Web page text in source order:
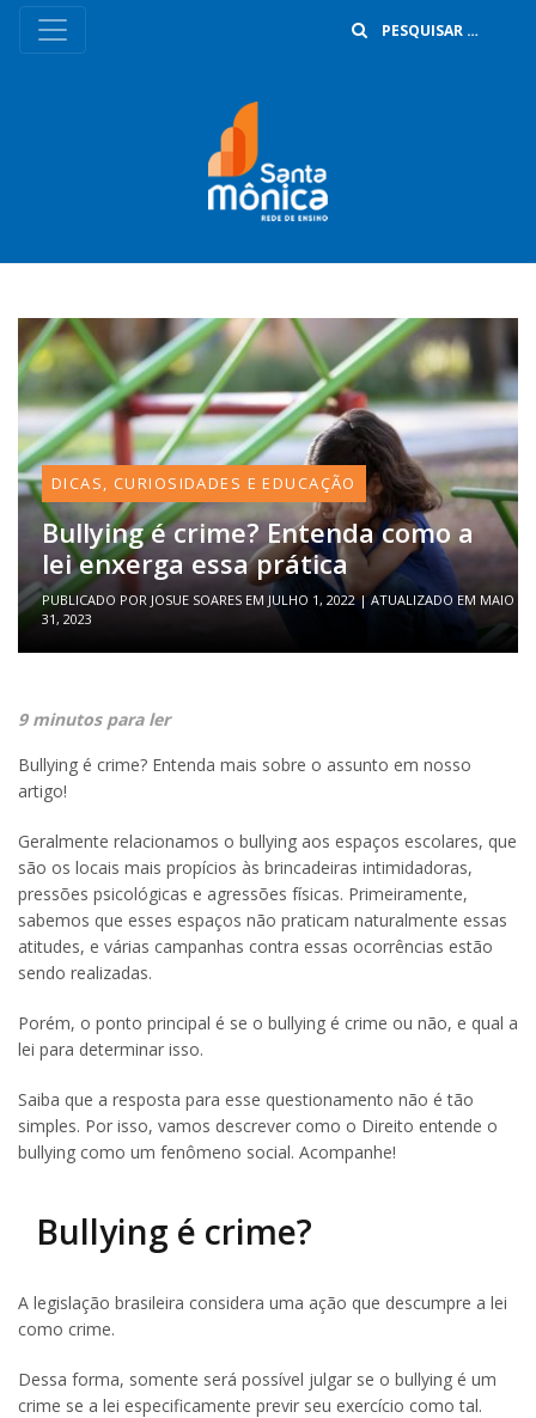
DICAS, CURIOSIDADES E EDUCAÇÃO
Bullying é crime? Entenda como a
lei enxerga essa prática
PUBLICADO POR JOSUE SOARES EM JULHO 1, 2022| ATUALIZADO EM MAIO
31, 2023
9 minutos para ler
Bullying é crime? Entenda mais sobre o assunto em nosso
artigo!
Geralmente relacionamos o bullying aos espaços escolares, que
são os locais mais propícios às brincadeiras intimidadoras,
pressões psicológicas e agressões físicas. Primeiramente,
sabemos que esses espaços não praticam naturalmente essas
atitudes, e várias campanhas contra essas ocorrências estão
sendo realizadas.
Porém, o ponto principal é se o bullying é crime ou não, e qual a
lei para determinar isso.
Saiba que a resposta para esse questionamento não é tão
simples. Por isso, vamos descrever como o Direito entende o
bullying como um fenômeno social. Acompanhe!
Bullying é crime?
A legislação brasileira considera uma ação que descumpre a lei
como crime.
Dessa forma, somente será possível julgar se o bullying é um
crime se a lei especificamente previr seu exercício como tal.